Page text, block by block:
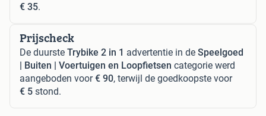
€ 35.
Prijscheck
De duurste Trybike 2 in 1 advertentie in de Speelgoed
| Buiten | Voertuigen en Loopfietsen categorie werd
aangeboden voor€ 90, terwijl de goedkoopste voor
€ 5 stond.